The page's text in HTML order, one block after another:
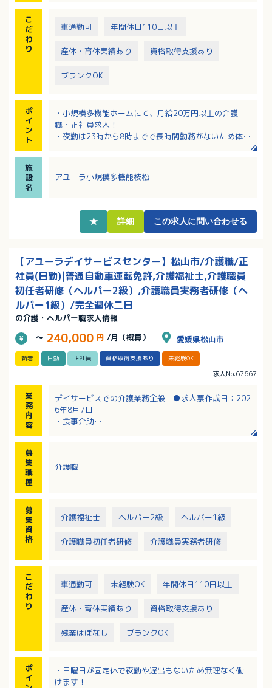
こ
だ
わ
り
車通勤可 年間休日110日以上
産休・育休実績あり 資格取得支援あり
ブランクOK
ポ
イ
ン
ト
・小規模多機能ホームにて、月給20万円以上の介護
職・正社員求人！
・夜勤は23時から8時までで長時間勤務がないため体へ
・ライフスタイルに合わせて休日の相談が可能なシフ
・マイカー通勤が可能で社員食堂も完備！
施
設
名
アユーラ小規模多機能枝松
★ 詳細 この求人に問い合わせる
【アユーラデイサービスセンター】松山市/介護職/正
社員(日勤)|普通自動車運転免許,介護福祉士,介護職員
初任者研修（ヘルパー2級）,介護職員実務者研修（ヘ
ルパー1級）/完全週休二日
の介護・ヘルパー職求人情報
～ 240,000 円 /月（概算） 愛媛県松山市
新着 日勤 正社員 資格取得支援あり 未経験OK
求人No.67667
業
務
内
容
デイサービスでの介護業務全般 ●求人票作成日：202
6年8月7日
・食事介助
・送迎業務
募
集
職
種
介護職
募
集
資
格
介護福祉士 ヘルパー2級 ヘルパー1級
介護職員初任者研修 介護職員実務者研修
こ
だ
わ
り
車通勤可 未経験OK 年間休日110日以上
産休・育休実績あり 資格取得支援あり
残業ほぼなし ブランクOK
ポ
イ
・日曜日が固定休で夜勤や遅出もないため無理なく働
けます！